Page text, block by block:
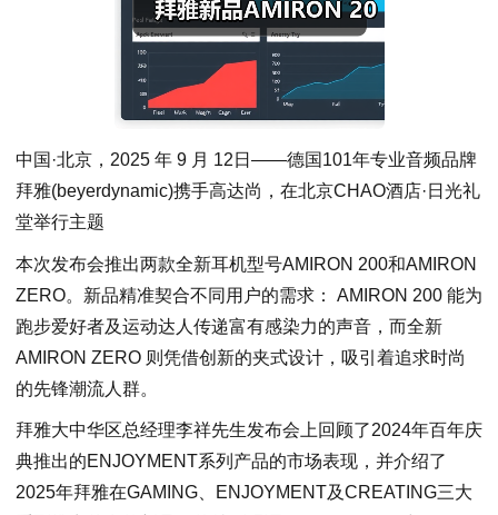
中国·北京，2025 年 9 月 12日——德国101年专业音频品牌
拜雅(beyerdynamic)携手高达尚，在北京CHAO酒店·日光礼
堂举行主题
本次发布会推出两款全新耳机型号AMIRON 200和AMIRON
ZERO。新品精准契合不同用户的需求： AMIRON 200 能为
跑步爱好者及运动达人传递富有感染力的声音，而全新
AMIRON ZERO 则凭借创新的夹式设计，吸引着追求时尚
的先锋潮流人群。
拜雅大中华区总经理李祥先生发布会上回顾了2024年百年庆
典推出的ENJOYMENT系列产品的市场表现，并介绍了
2025年拜雅在GAMING、ENJOYMENT及CREATING三大